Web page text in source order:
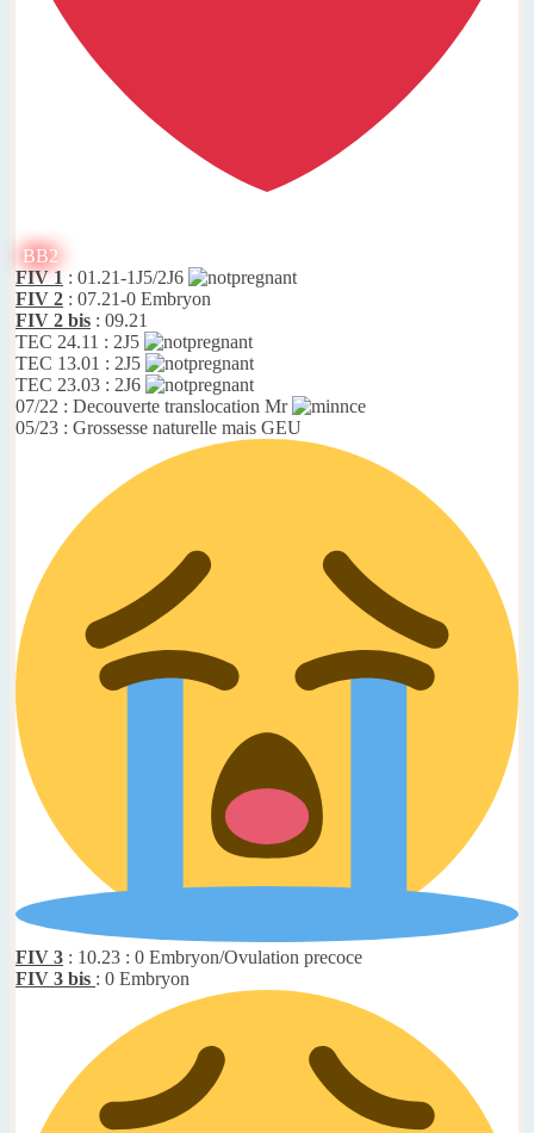
BB2
FIV 1 : 01.21-1J5/2J6
FIV 2 : 07.21-0 Embryon
FIV 2 bis : 09.21
TEC 24.11 : 2J5
TEC 13.01 : 2J5
TEC 23.03 : 2J6
07/22 : Decouverte translocation Mr
05/23 : Grossesse naturelle mais GEU
FIV 3 : 10.23 : 0 Embryon/Ovulation precoce
FIV 3 bis : 0 Embryon